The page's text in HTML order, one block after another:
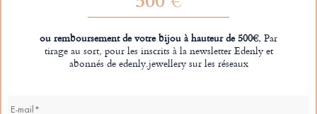
ou remboursement de votre bijou à hauteur de 500€.Par
tirage au sort, pour les inscrits à la newsletter Edenly et
abonnés de edenly.jewellery sur les réseaux